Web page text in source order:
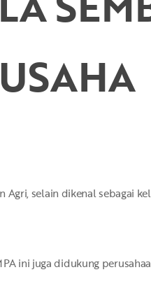
Agri, selain dikenal sebagai
ini juga didukung